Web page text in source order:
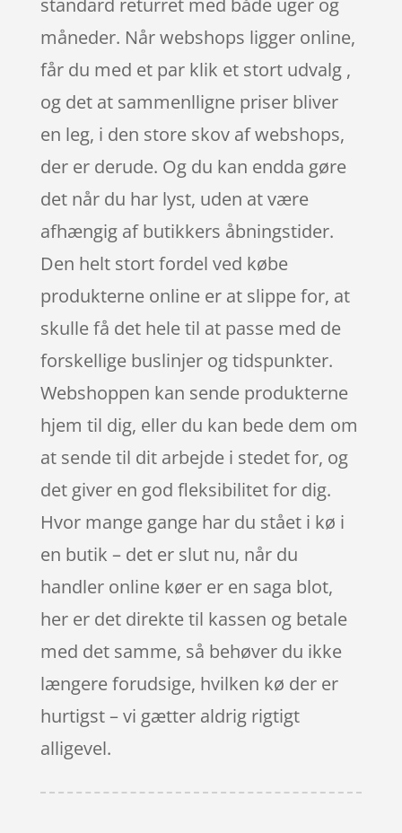
måneder. Når webshops ligger online,
får du med et par klik et stort udvalg ,
og det at sammenlligne priser bliver
en leg, i den store skov af webshops,
der er derude. Og du kan endda gøre
det når du har lyst, uden at være
afhængig af butikkers åbningstider.
Den helt stort fordel ved købe
produkterne online er at slippe for, at
skulle få det hele til at passe med de
forskellige buslinjer og tidspunkter.
Webshoppen kan sende produkterne
hjem til dig, eller du kan bede dem om
at sende til dit arbejde i stedet for, og
det giver en god fleksibilitet for dig.
Hvor mange gange har du stået i kø i
en butik – det er slut nu, når du
handler online køer er en saga blot,
her er det direkte til kassen og betale
med det samme, så behøver du ikke
længere forudsige, hvilken kø der er
hurtigst – vi gætter aldrig rigtigt
alligevel.